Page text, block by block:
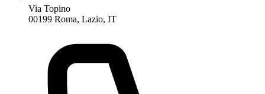
Via Topino
00199 Roma, Lazio, IT